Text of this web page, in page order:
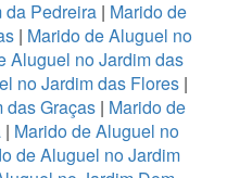
da Pedreira | Marido de
| Marido de Aluguel no
Aluguel no Jardim das
no Jardim das Flores |
das Graças | Marido de
| Marido de Aluguel no
de Aluguel no Jardim